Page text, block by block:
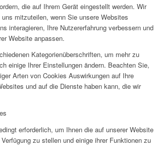
die auf Ihrem Gerät eingestellt werden. Wir
mitzuteilen, wenn Sie unsere Websites
interagieren, Ihre Nutzererfahrung verbessern und
Website anpassen.
Kategorienüberschriften, um mehr zu
einige Ihrer Einstellungen ändern. Beachten Sie,
Arten von Cookies Auswirkungen auf Ihre
und auf die Dienste haben kann, die wir
erforderlich, um Ihnen die auf unserer Website
zu stellen und einige ihrer Funktionen zu